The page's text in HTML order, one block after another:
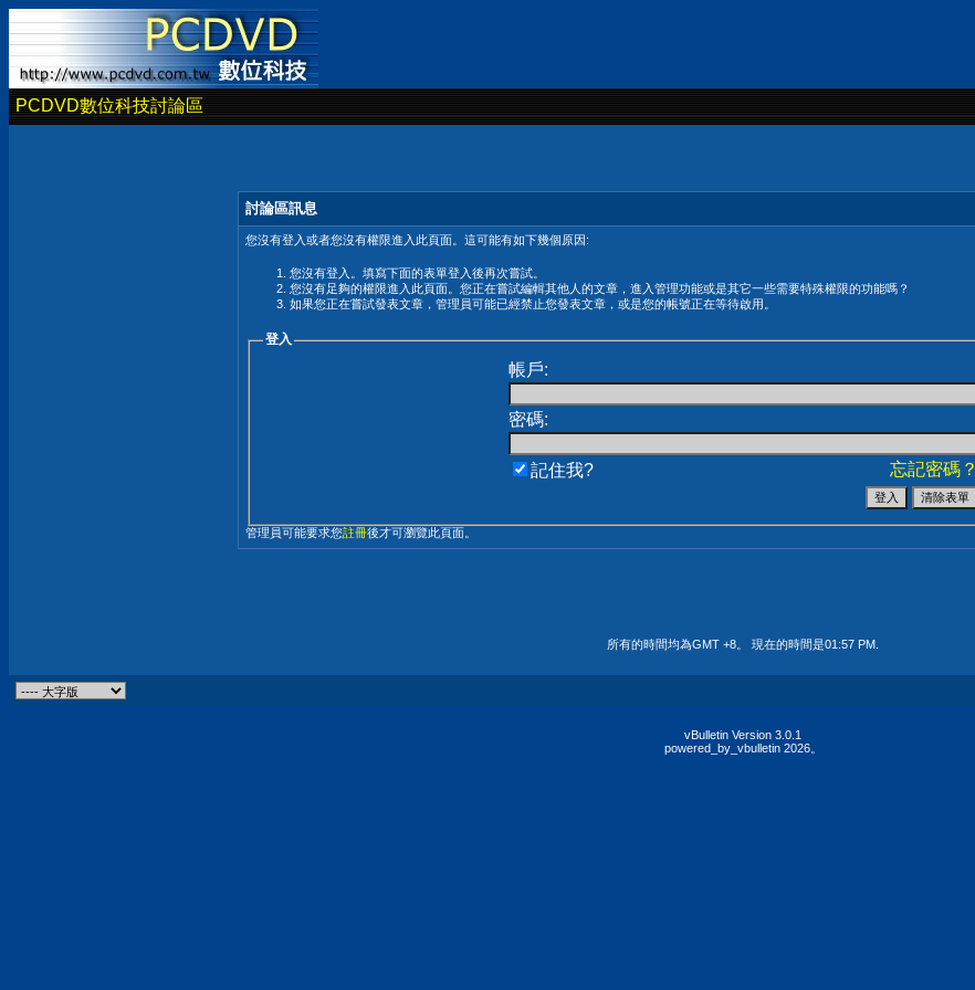
PCDVD數位科技討論區
討論區訊息
您沒有登入或者您沒有權限進入此頁面。這可能有如下幾個原因:
您沒有登入。填寫下面的表單登入後再次嘗試。
您沒有足夠的權限進入此頁面。您正在嘗試編輯其他人的文章，進入管理功能或是其它一些需要特殊權限的功能嗎？
如果您正在嘗試發表文章，管理員可能已經禁止您發表文章，或是您的帳號正在等待啟用。
登入
帳戶:
密碼:
忘記密碼？
記住我?
管理員可能要求您註冊後才可瀏覽此頁面。
所有的時間均為GMT +8。 現在的時間是01:57 PM
vBulletin Version 3.0.1
powered_by_vbulletin 2026。